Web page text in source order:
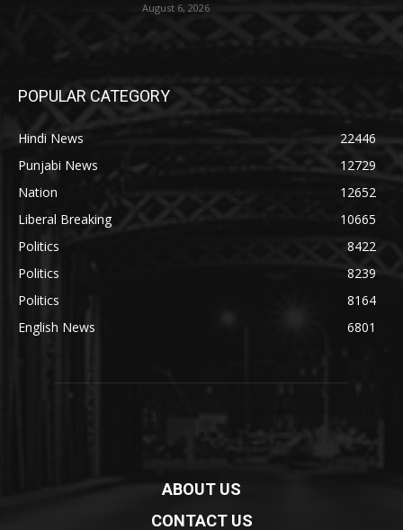
August 6, 2026
POPULAR CATEGORY
Hindi News
22446
Punjabi News
12729
Nation
12652
Liberal Breaking
10665
Politics
8422
Politics
8239
Politics
8164
English News
6801
ABOUT US
CONTACT US